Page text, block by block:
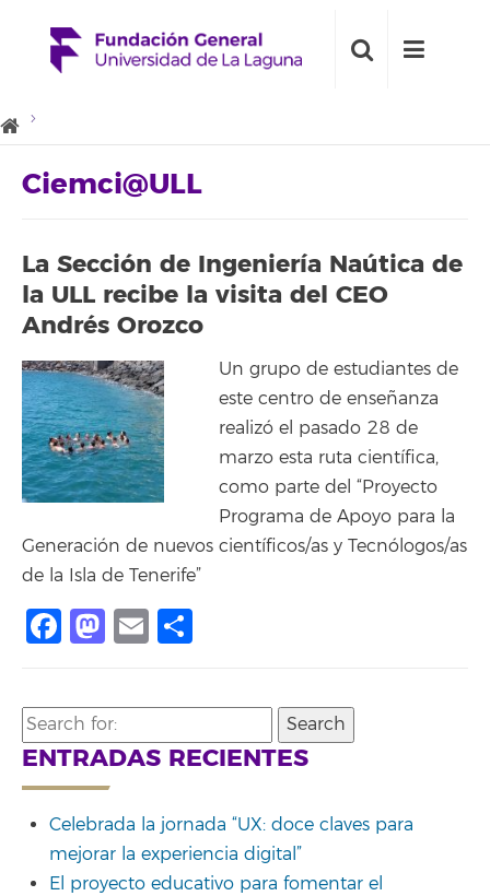
Ciemci@ULL
La Sección de Ingeniería Naútica de
la ULL recibe la visita del CEO
Andrés Orozco
Un grupo de estudiantes de
este centro de enseñanza
realizó el pasado 28 de
marzo esta ruta científica,
como parte del “Proyecto
Programa de Apoyo para la
Generación de nuevos científicos/as y Tecnólogos/as
de la Isla de Tenerife”
Facebook
Mastodon
Email
Search
for:
ENTRADAS RECIENTES
Celebrada la jornada “UX: doce claves para
mejorar la experiencia digital”
El proyecto educativo para fomentar el